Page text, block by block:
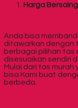
Harga Bersaing
Anda bisa
ditawarkan dengan
berbagai pilihan tas
disesuaikan sendiri
Mulai dari tas murah
bisa Kami buat
berbeda.